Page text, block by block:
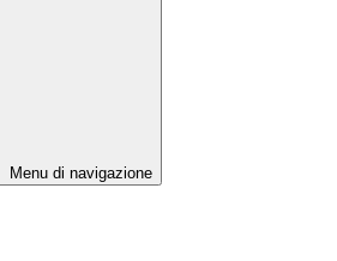
Menu di navigazione